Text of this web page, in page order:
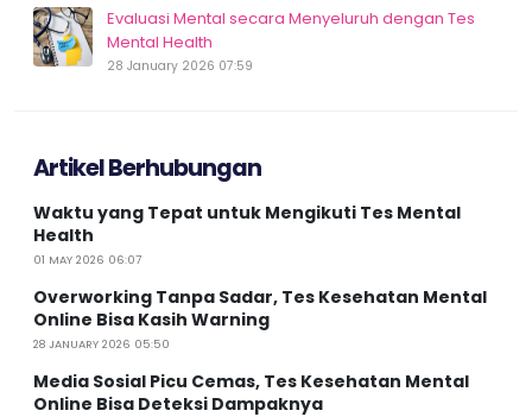
Evaluasi Mental secara Menyeluruh dengan Tes
Mental Health
28 January 2026 07:59
Artikel Berhubungan
Waktu yang Tepat untuk Mengikuti Tes Mental
Health
01 MAY 2026 06:07
Overworking Tanpa Sadar, Tes Kesehatan Mental
Online Bisa Kasih Warning
28 JANUARY 2026 05:50
Media Sosial Picu Cemas, Tes Kesehatan Mental
Online Bisa Deteksi Dampaknya